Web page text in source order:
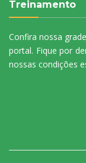
Treinamento
Confira nossa
portal. Fique por
nossas condições